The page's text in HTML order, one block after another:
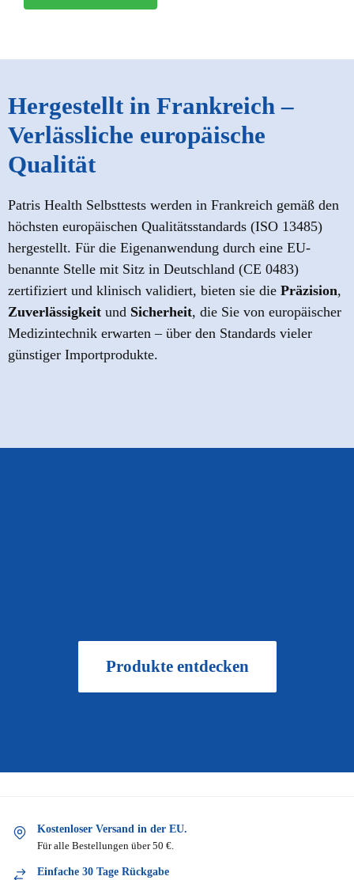
Hergestellt in Frankreich –
Verlässliche europäische
Qualität
Patris Health Selbsttests werden in Frankreich gemäß den
höchsten europäischen Qualitätsstandards (ISO 13485)
hergestellt. Für die Eigenanwendung durch eine EU-
benannte Stelle mit Sitz in Deutschland (CE 0483)
zertifiziert und klinisch validiert, bieten sie die Präzision,
Zuverlässigkeit und Sicherheit, die Sie von europäischer
Medizintechnik erwarten – über den Standards vieler
günstiger Importprodukte.
Produkte entdecken
Kostenloser Versand in der EU.
Für alle Bestellungen über 50 €.
Einfache 30 Tage Rückgabe